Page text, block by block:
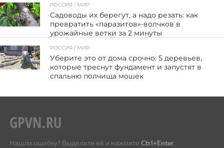
7
РОССИЯ / МИР
Садоводы их берегут, а надо резать: как
превратить «паразитов»-волчков в
урожайные ветки за 2 минуты
9
РОССИЯ / МИР
Уберите это от дома срочно: 5 деревьев,
которые треснут фундамент и запустят в
спальню полчища мошек
Нашли ошибку? Выделите её и нажмите Ctrl+Enter.